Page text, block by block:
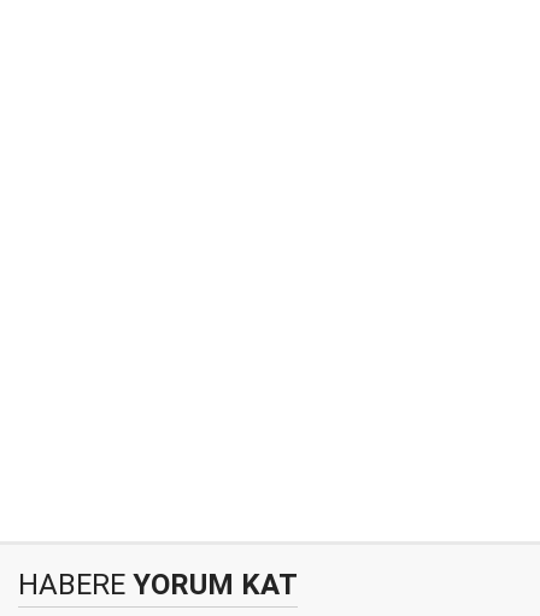
HABERE YORUM KAT